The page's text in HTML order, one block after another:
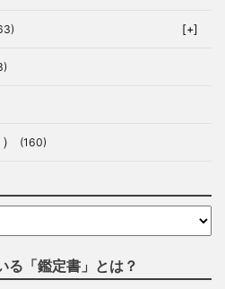
[+]
(160)
る「鑑定書」とは？